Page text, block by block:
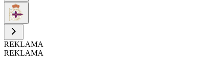
REKLAMA
REKLAMA